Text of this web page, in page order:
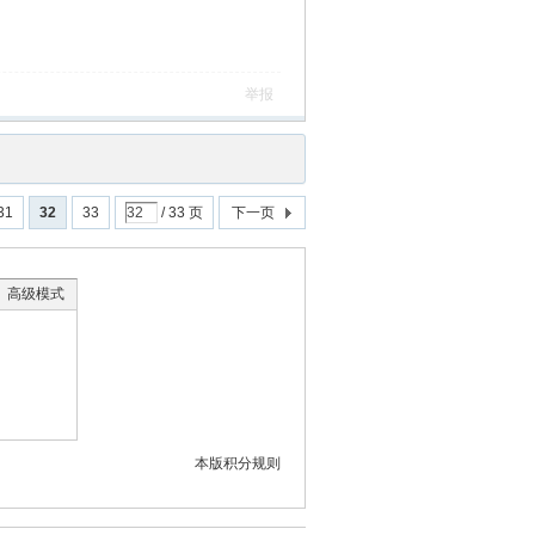
举报
32 33 / 33 页 下一页
高级模式
本版积分规则